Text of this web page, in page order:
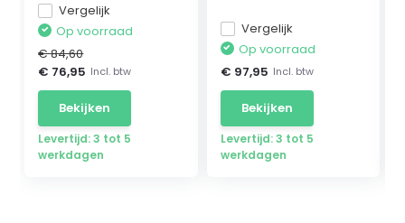
Vergelijk
Op voorraad
€ 84,60
€ 76,95 Incl. btw
Bekijken
Levertijd: 3 tot 5
werkdagen
Vergelijk
Op voorraad
€ 97,95 Incl. btw
Bekijken
Levertijd: 3 tot 5
werkdagen